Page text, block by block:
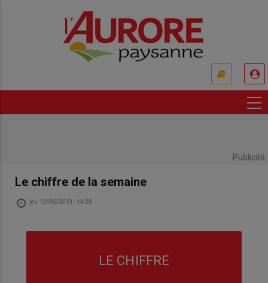
Publicité
Le chiffre de la semaine
jeu 13/06/2019 - 14:28
LE CHIFFRE